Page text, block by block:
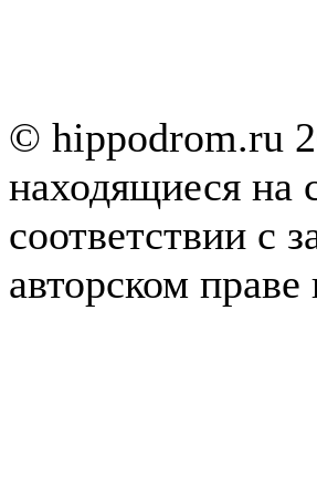
© hippodrom.ru
находящиеся на
соответствии с
авторском